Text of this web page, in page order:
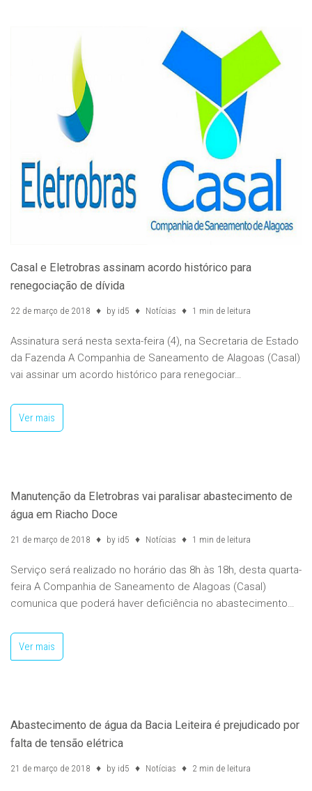
Casal e Eletrobras assinam acordo histórico para
renegociação de dívida
22 de março de 2018 by id5 Notícias 1 min de leitura
Assinatura será nesta sexta-feira (4), na Secretaria de Estado
da Fazenda A Companhia de Saneamento de Alagoas (Casal)
vai assinar um acordo histórico para renegociar…
Ver mais
Manutenção da Eletrobras vai paralisar abastecimento de
água em Riacho Doce
21 de março de 2018 by id5 Notícias 1 min de leitura
Serviço será realizado no horário das 8h às 18h, desta quarta-
feira A Companhia de Saneamento de Alagoas (Casal)
comunica que poderá haver deficiência no abastecimento…
Ver mais
Abastecimento de água da Bacia Leiteira é prejudicado por
falta de tensão elétrica
21 de março de 2018 by id5 Notícias 2 min de leitura